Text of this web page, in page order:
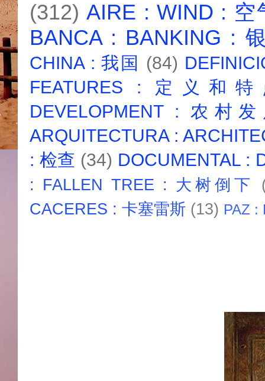
(312) AIRE : WIND : 空
BANCA : BANKING :
CHINA : 我国 (84)
FEATURES : 定义和
DEVELOPMENT : 农村
ARQUITECTURA :
: 检查 (34) DOCUMENTAL :
: FALLEN TREE : 大树倒下
CACERES : 卡塞雷斯 (13) PAZ :